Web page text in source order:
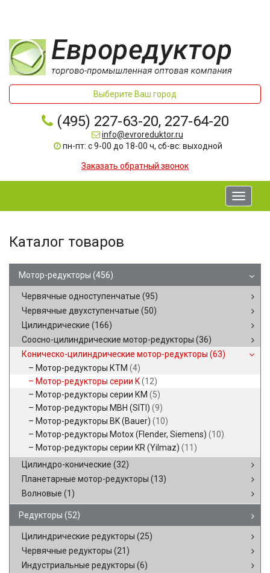
Выберите Ваш город
(495) 227-63-20, 227-64-20
info@evroreduktor.ru
пн-пт: с 9-00 до 18-00 ч, сб-вс: выходной
Заказать обратный звонок
Toggle
Каталог товаров
Мотор-редукторы (456)
Червячные одноступенчатые (95)
Червячные двухступенчатые (50)
Цилиндрические (166)
Соосно-цилиндрические мотор-редукторы (36)
Коническо-цилиндрические мотор-редукторы (63)
Мотор-редукторы КТМ (4)
Мотор-редукторы серии K(12)
Мотор-редукторы серии КМ (5)
Мотор-редукторы MBH (SITI) (9)
Мотор-редукторы BK (Bauer) (10)
Мотор-редукторы Motox (Flender, Siemens) (10)
Мотор-редукторы серии KR (Yilmaz) (11)
Цилиндро-конические (32)
Планетарные мотор-редукторы (13)
Волновые (1)
Редукторы (52)
Цилиндрические редукторы (25)
Червячные редукторы (21)
Индустриальные редукторы (6)